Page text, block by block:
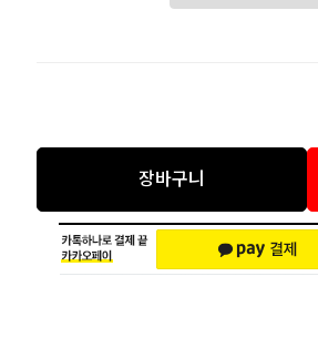
장바구니